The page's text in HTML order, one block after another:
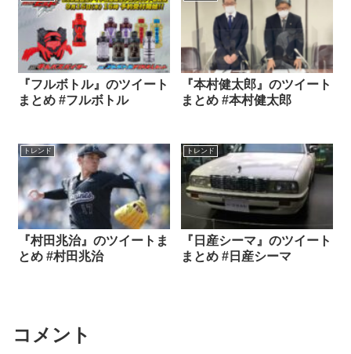
『フルボトル』のツイート
まとめ #フルボトル
『本村健太郎』のツイート
まとめ #本村健太郎
トレンド
『村田兆治』のツイートま
とめ #村田兆治
トレンド
『日産シーマ』のツイート
まとめ #日産シーマ
コメント